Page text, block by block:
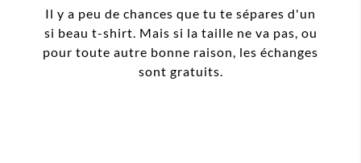
Il y a peu de chances que tu te sépares d'un
si beau t-shirt. Mais si la taille ne va pas, ou
pour toute autre bonne raison, les échanges
sont gratuits.